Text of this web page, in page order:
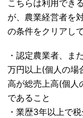
こちらは利用でき
が、農業経営者を
の条件をクリアし
・認定農業者、ま
万円以上(個人の場
高が総売上高(個人
であること
・業歴3年以上で